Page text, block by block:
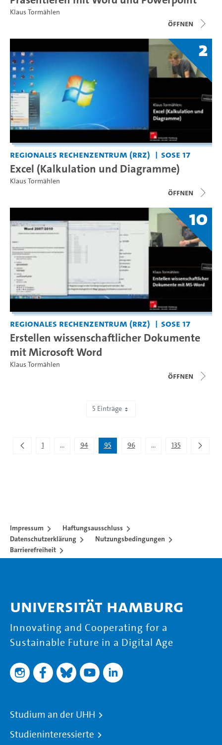
Klaus Tormählen
Öffnen
2
Regionales Rechenzentrum (RRZ) SoSe 17
Excel (Kalkulation und Diagramme)
Klaus Tormählen
Öffnen
10
Regionales Rechenzentrum (RRZ) SoSe 17
Erstellen wissenschaftlicher Dokumente
mit Microsoft Word
Klaus Tormählen
Öffnen
5 Einträge
1 ...
Zwischenseiten Navigieren mit TAB-Taste.
94 95 96 ...
Zwischenseiten
135
Impressum
Haftungsausschluss
Datenschutzerklärung
Nutzungsbedingungen
Barrierefreiheit
Universität Hamburg
Innovating and Cooperating for a
Sustainable Future in a Digital Age
Studium an der UHH
Studieninteressierte